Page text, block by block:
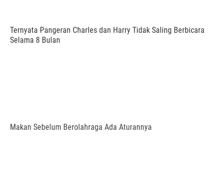
Ternyata Pangeran Charles dan Harry Tidak Saling Berbicara
Selama 8 Bulan
Makan Sebelum Berolahraga Ada Aturannya